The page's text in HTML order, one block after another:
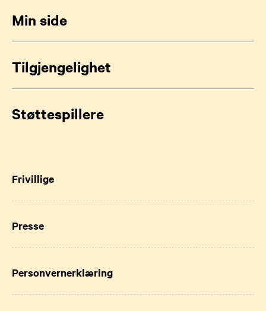
Min side
Tilgjengelighet
Støttespillere
Frivillige
Presse
Personvernerklæring